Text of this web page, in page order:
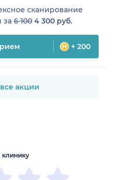
сканирование
за 6 100 4 300 руб.
+ 200
акции